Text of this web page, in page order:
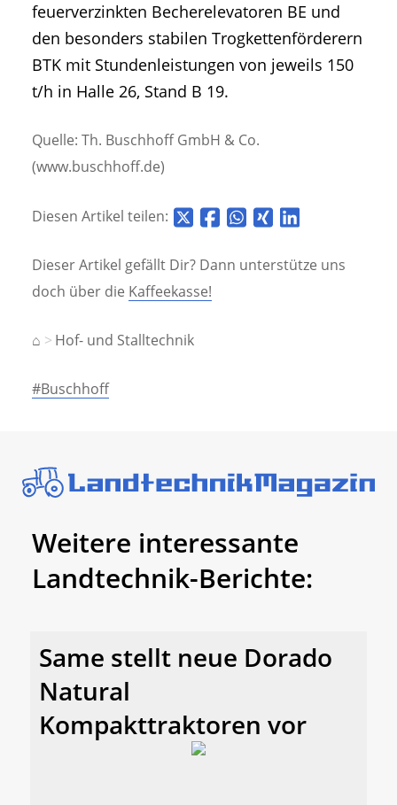
feuerverzinkten Becherelevatoren BE und
den besonders stabilen Trogkettenförderern
BTK mit Stundenleistungen von jeweils 150
t/h in Halle 26, Stand B 19.
Quelle: Th. Buschhoff GmbH & Co.
(www.buschhoff.de)
Diesen Artikel teilen:
Dieser Artikel gefällt Dir? Dann unterstütze uns
doch über die Kaffeekasse!
⌂ Hof- und Stalltechnik
#Buschhoff
Weitere interessante
Landtechnik-Berichte:
Same stellt neue Dorado
Natural
Kompakttraktoren vor